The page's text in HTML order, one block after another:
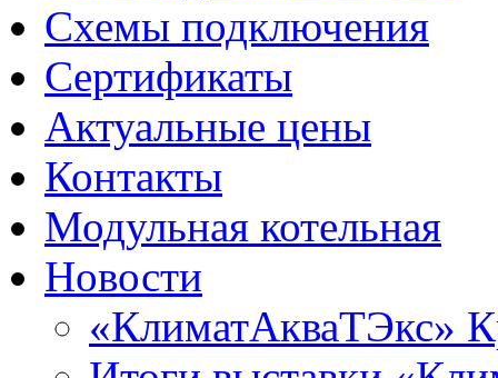
Схемы подключения
Сертификаты
Актуальные цены
Контакты
Модульная котельная
Новости
«КлиматАкваТЭкс»